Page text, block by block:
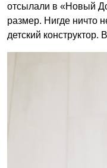
отсылали в «Новый
размер. Нигде ничто
детский